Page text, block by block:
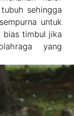
sehingga
untuk
bias timbul jika
yang